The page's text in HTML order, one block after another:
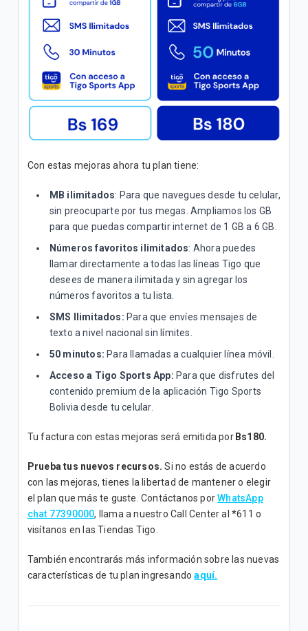
Conoce los pasos para verificar que la red 4G | LTE
de tu celular funciona correctamente
VER MÁS
Con estas mejoras ahora tu plan tiene:
MB ilimitados: Para que navegues desde tu celular,
sin preocuparte por tus megas. Ampliamos los GB
para que puedas compartir internet de 1 GB a 6 GB.
Números favoritos ilimitados: Ahora puedes
llamar directamente a todas las líneas Tigo que
desees de manera ilimitada y sin agregar los
números favoritos a tu lista.
SMS Ilimitados: Para que envíes mensajes de
texto a nivel nacional sin límites.
50 minutos: Para llamadas a cualquier línea móvil.
Acceso a Tigo Sports App: Para que disfrutes del
contenido premium de la aplicación Tigo Sports
Bolivia desde tu celular.
Tu factura con estas mejoras será emitida por Bs180.
Prueba tus nuevos recursos. Si no estás de acuerdo
con las mejoras, tienes la libertad de mantener o elegir
el plan que más te guste. Contáctanos porWhatsApp
chat 77390000, llama a nuestro Call Center al *611 o
visítanos en las Tiendas Tigo.
También encontrarás más información sobre las nuevas
características de tu plan ingresandoaquí.